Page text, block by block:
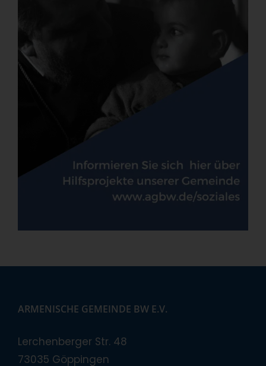
ARMENISCHE GEMEINDE BW E.V.
Lerchenberger Str. 48
73035 Göppingen